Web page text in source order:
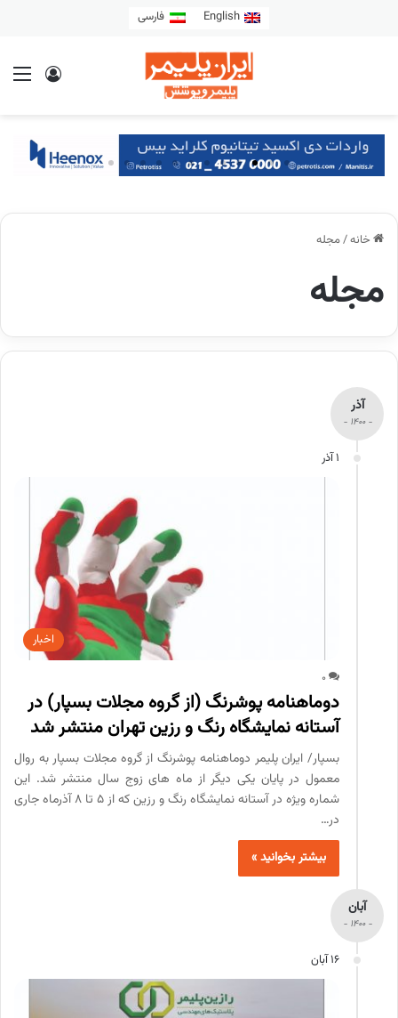
English فارسی
خانه/مجله
مجله
آذر
- 1400 -
1 آذر
اخبار
0
دوماهنامه پوشرنگ (از گروه مجلات بسپار) در
آستانه نمایشگاه رنگ و رزین تهران منتشر شد
بسپار/ ایران پلیمر دوماهنامه پوشرنگ از گروه مجلات بسپار به روال
معمول در پایان یکی دیگر از ماه های زوج سال منتشر شد. این
شماره ویژه در آستانه نمایشگاه رنگ و رزین که از 5 تا 8 آذرماه جاری
در…
بیشتر بخوانید »
آبان
- 1400 -
16 آبان